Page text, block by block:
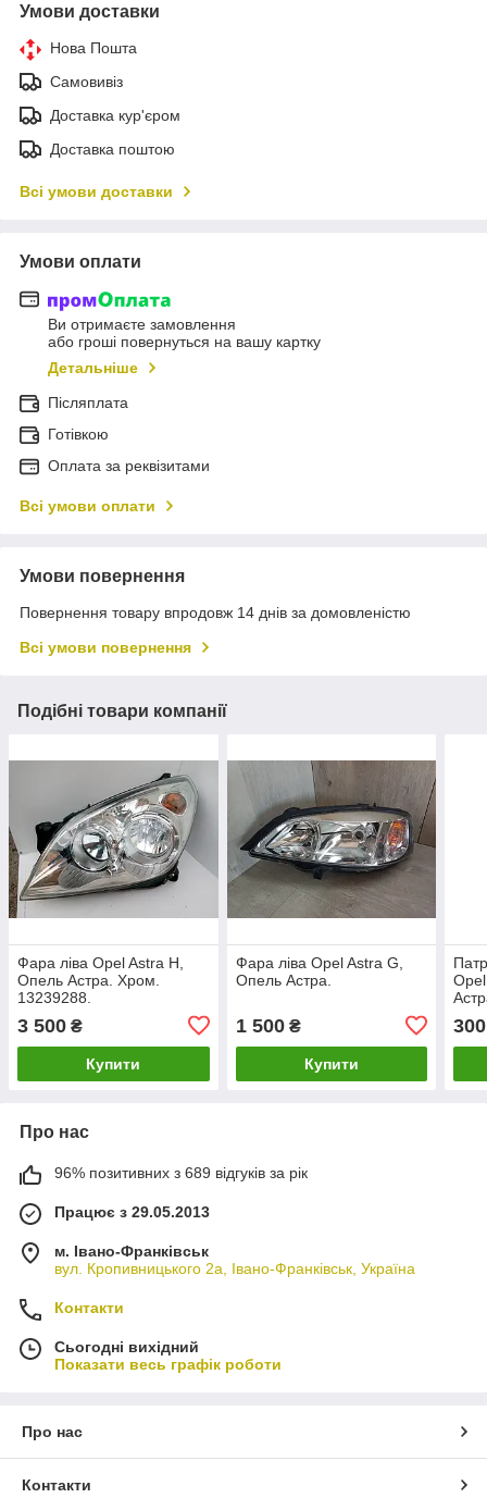
Умови доставки
Нова Пошта
Самовивіз
Доставка кур'єром
Доставка поштою
Всі умови доставки
Умови оплати
Ви отримаєте замовлення
або гроші повернуться на вашу картку
Детальніше
Післяплата
Готівкою
Оплата за реквізитами
Всі умови оплати
Умови повернення
Повернення товару впродовж 14 днів за домовленістю
Всі умови повернення
Подібні товари компанії
Фара ліва Opel Astra H,
Опель Астра. Хром.
13239288.
3 500 ₴
Купити
Фара ліва Opel Astra G,
Опель Астра.
1 500₴
Купити
300
Про нас
96% позитивних з 689 відгуків за рік
Працює з 29.05.2013
м. Івано-Франківськ
вул. Кропивницького 2а, Івано-Франківськ, Україна
Контакти
Сьогодні вихідний
Показати весь графік роботи
Про нас
Контакти